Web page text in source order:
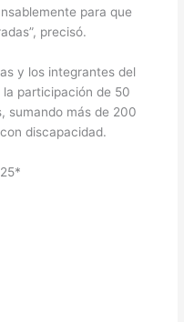
para que
precisó.
y los integrantes del
participación de 50
sumando más de 200
discapacidad.